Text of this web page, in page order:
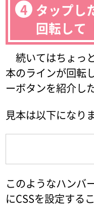
タップし
回転して
続いてはちょっ
本のラインが回転
ーボタンを紹介し
見本は以下になり
このようなハンバ
にCSSを設定する